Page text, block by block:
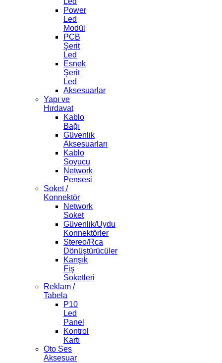
Power
Led
Modül
PCB
Şerit
Led
Esnek
Şerit
Led
Aksesuarlar
Yapı ve
Hırdavat
Kablo
Bağı
Güvenlik
Aksesuarları
Kablo
Soyucu
Network
Pensesi
Soket /
Konnektör
Network
Soket
Güvenlik/Uydu
Konnektörler
Stereo/Rca
Dönüştürücüler
Karışık
Fiş
Soketleri
Reklam /
Tabela
P10
Led
Panel
Kontrol
Kartı
Oto Ses
Aksesuar